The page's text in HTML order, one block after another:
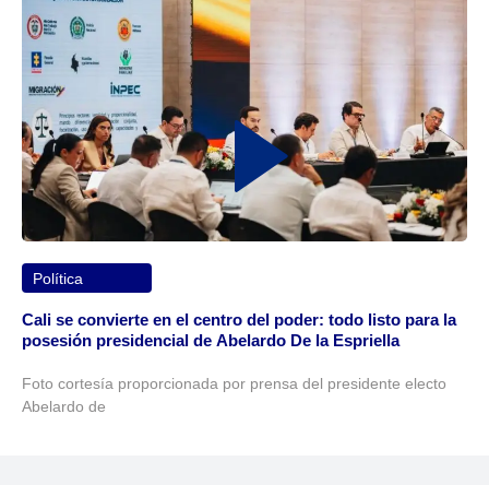
Política
Cali se convierte en el centro del poder: todo listo para la
posesión presidencial de Abelardo De la Espriella
Foto cortesía proporcionada por prensa del presidente electo
Abelardo de